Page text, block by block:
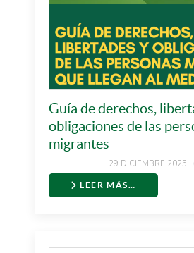
Guía de derechos,
obligaciones de las
migrantes
29 DICIEMBRE 2025
LEER MÁS…